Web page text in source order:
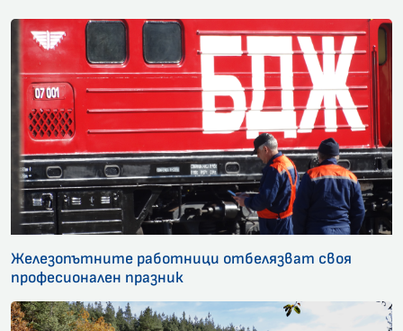
Железопътните работници отбелязват своя
професионален празник